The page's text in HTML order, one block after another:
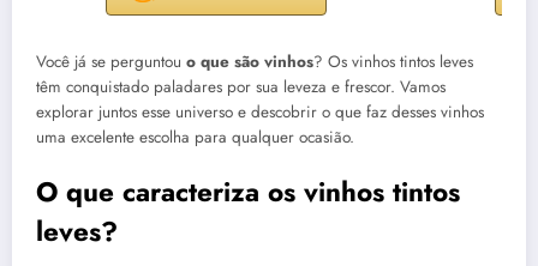
Você já se perguntou o que são vinhos? Os vinhos tintos leves
têm conquistado paladares por sua leveza e frescor. Vamos
explorar juntos esse universo e descobrir o que faz desses vinhos
uma excelente escolha para qualquer ocasião.
O que caracteriza os vinhos tintos
leves?